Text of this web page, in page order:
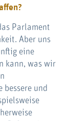
Parlament
Aber uns
eine
kann, was wir
bessere und